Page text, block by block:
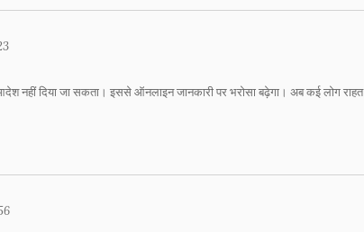
नहीं दिया जा सकता। इससे ऑनलाइन जानकारी पर भरोसा बढ़ेगा। अब कई लोग राहत